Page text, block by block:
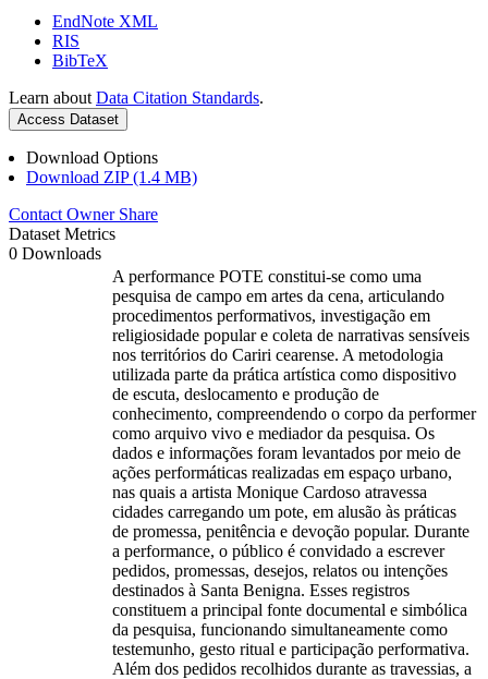
EndNote XML
RIS
BibTeX
Learn about Data Citation Standards.
Access Dataset
Download Options
Download ZIP (1.4 MB)
Contact Owner Share
Dataset Metrics
0 Downloads
A performance POTE constitui-se como uma
pesquisa de campo em artes da cena, articulando
procedimentos performativos, investigação em
religiosidade popular e coleta de narrativas sensíveis
nos territórios do Cariri cearense. A metodologia
utilizada parte da prática artística como dispositivo
de escuta, deslocamento e produção de
conhecimento, compreendendo o corpo da performer
como arquivo vivo e mediador da pesquisa. Os
dados e informações foram levantados por meio de
ações performáticas realizadas em espaço urbano,
nas quais a artista Monique Cardoso atravessa
cidades carregando um pote, em alusão às práticas
de promessa, penitência e devoção popular. Durante
a performance, o público é convidado a escrever
pedidos, promessas, desejos, relatos ou intenções
destinados à Santa Benigna. Esses registros
constituem a principal fonte documental e simbólica
da pesquisa, funcionando simultaneamente como
testemunho, gesto ritual e participação performativa.
Além dos pedidos recolhidos durante as travessias, a